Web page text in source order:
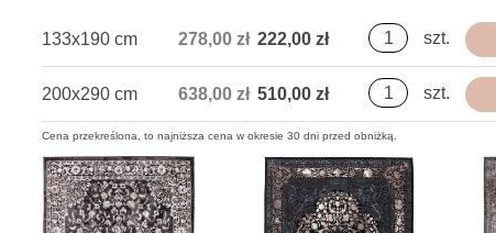
133x190 cm 278,00 zł 222,00 zł szt.
200x290 cm 638,00 zł 510,00 zł szt.
Cena przekreślona, to najniższa cena w okresie 30 dni przed obniżką.